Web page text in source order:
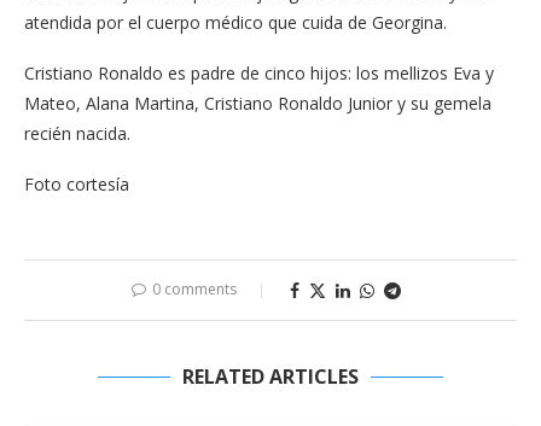
atendida por el cuerpo médico que cuida de Georgina.
Cristiano Ronaldo es padre de cinco hijos: los mellizos Eva y
Mateo, Alana Martina, Cristiano Ronaldo Junior y su gemela
recién nacida.
Foto cortesía
0 comments
RELATED ARTICLES